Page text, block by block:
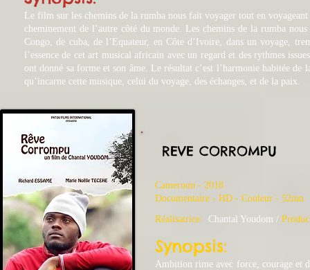
Le film sur les chemins de la rumba nous fait voyager tout en
cheminement de l’autre côté du monde. Les chemins de la rumba
Congo, de cuba, de l’Equateur, en Côte d’Ivoire, dans un voyage,
l’essence de cet art musical africain avec un regard et des rythmes
ont donné sa forme et son âme. Le résultat c’est l’harmonie habitée de
qu’incarne cette musique, celui du voyage, des échanges, et de la paix.
REVE CORROMPU
Cameroun - 2018
​Documentaire - HD - Couleur - 52mn
Réalisatrice:
Chantal Youdom /
Synopsis:
Ambition rime avec force, courage et